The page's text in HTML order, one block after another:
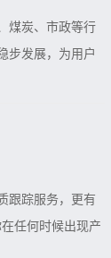
煤炭、市政等行
步发展，为用户
跟踪服务，更有
任何时候出现产